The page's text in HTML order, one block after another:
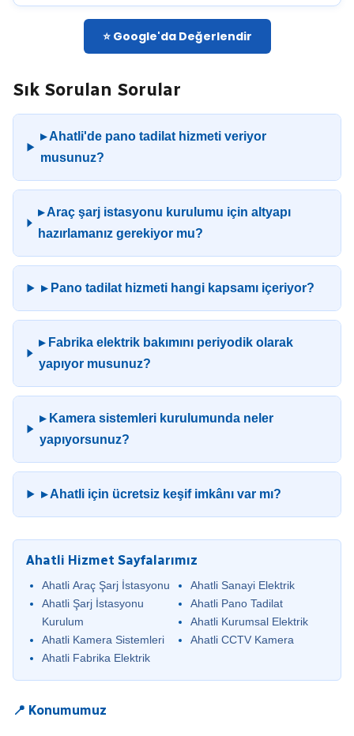
⭐ Google'da Değerlendir
Sık Sorulan Sorular
▸ Ahatli'de pano tadilat hizmeti veriyor
musunuz?
▸ Araç şarj istasyonu kurulumu için altyapı
hazırlamanız gerekiyor mu?
▸ Pano tadilat hizmeti hangi kapsamı içeriyor?
▸ Fabrika elektrik bakımını periyodik olarak
yapıyor musunuz?
▸ Kamera sistemleri kurulumunda neler
yapıyorsunuz?
▸ Ahatli için ücretsiz keşif imkânı var mı?
Ahatli Hizmet Sayfalarımız
Ahatli Araç Şarj İstasyonu
Ahatli Şarj İstasyonu
Kurulum
Ahatli Kamera Sistemleri
Ahatli Fabrika Elektrik
Ahatli Sanayi Elektrik
Ahatli Pano Tadilat
Ahatli Kurumsal Elektrik
Ahatli CCTV Kamera
📍 Konumumuz